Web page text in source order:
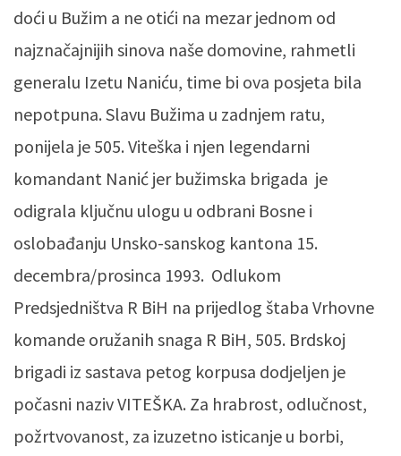
doći u Bužim a ne otići na mezar jednom od
najznačajnijih sinova naše domovine, rahmetli
generalu Izetu Naniću, time bi ova posjeta bila
nepotpuna. Slavu Bužima u zadnjem ratu,
ponijela je 505. Viteška i njen legendarni
komandant Nanić jer bužimska brigada je
odigrala ključnu ulogu u odbrani Bosne i
oslobađanju Unsko-sanskog kantona 15.
decembra/prosinca 1993. Odlukom
Predsjedništva R BiH na prijedlog štaba Vrhovne
komande oružanih snaga R BiH, 505. Brdskoj
brigadi iz sastava petog korpusa dodjeljen je
počasni naziv VITEŠKA. Za hrabrost, odlučnost,
požrtvovanost, za izuzetno isticanje u borbi,